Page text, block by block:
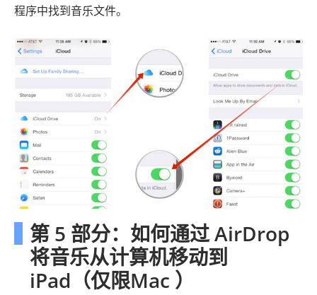
程序中找到音乐文件。
第 5 部分：如何通过 AirDrop
将音乐从计算机移动到
iPad（仅限Mac ）